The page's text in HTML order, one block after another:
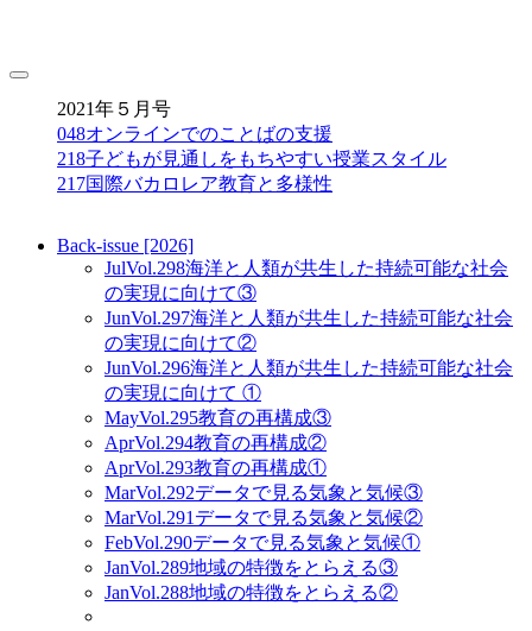
toggle
navigation2021年５月号
048オンラインでのことばの支援
218子どもが見通しをもちやすい授業スタイル
217国際バカロレア教育と多様性
Back-issue [2026]
JulVol.298海洋と人類が共生した持続可能な社会
の実現に向けて③
JunVol.297海洋と人類が共生した持続可能な社会
の実現に向けて②
JunVol.296海洋と人類が共生した持続可能な社会
の実現に向けて ①
MayVol.295教育の再構成③
AprVol.294教育の再構成②
AprVol.293教育の再構成①
MarVol.292データで見る気象と気候③
MarVol.291 データで見る気象と気候②
FebVol.290データで見る気象と気候①
JanVol.289地域の特徴をとらえる③
JanVol.288地域の特徴をとらえる②